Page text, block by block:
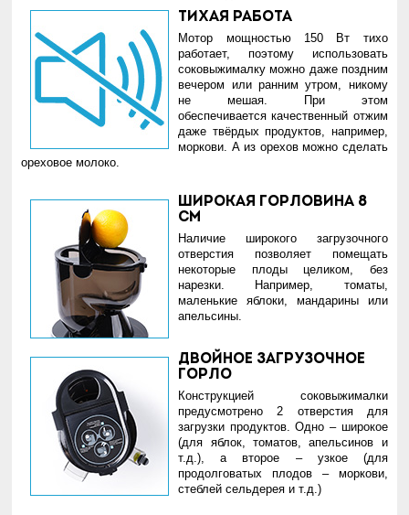
Тихая работа
Мотор мощностью 150 Вт тихо
работает, поэтому использовать
соковыжималку можно даже поздним
вечером или ранним утром, никому
не мешая. При этом
обеспечивается качественный отжим
даже твёрдых продуктов, например,
моркови. А из орехов можно сделать
ореховое молоко.
Широкая горловина 8
см
Наличие широкого загрузочного
отверстия позволяет помещать
некоторые плоды целиком, без
нарезки. Например, томаты,
маленькие яблоки, мандарины или
апельсины.
Двойное загрузочное
горло
Конструкцией соковыжималки
предусмотрено 2 отверстия для
загрузки продуктов. Одно – широкое
(для яблок, томатов, апельсинов и
т.д.), а второе – узкое (для
продолговатых плодов – моркови,
стеблей сельдерея и т.д.)